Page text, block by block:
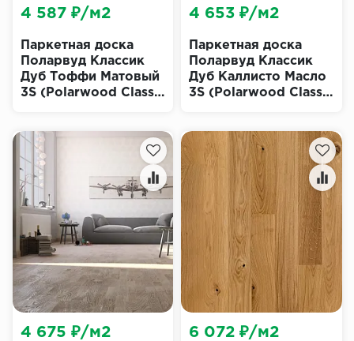
Паркетная доска
Поларвуд Классик
Дуб Тоффи Матовый
3S (Polarwood Classic
4 587 ₽/м2
Паркетная доска
Поларвуд Классик
Дуб Каллисто Масло
3S (Polarwood Classic
4 653 ₽/м2
4 675 ₽/м2 6 072 ₽/м2